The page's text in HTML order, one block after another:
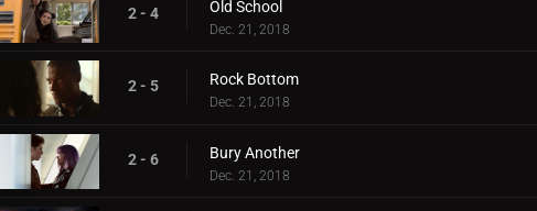
2 - 4 Old School
Dec. 21, 2018
2 - 5 Rock Bottom
Dec. 21, 2018
2 - 6 Bury Another
Dec. 21, 2018